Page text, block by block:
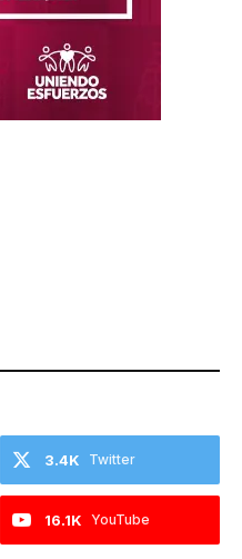
Twitter
3.4K
YouTube
16.1K